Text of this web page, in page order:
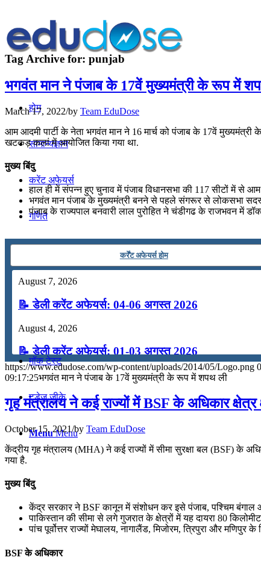
होम
सामान्यज्ञान
करेंट अफेयर्स
गणित
कंप्यूटर
अंग्रेजी
मॉक टेस्ट
टुडेज जीके
Menu Menu
Tag Archive for: punjab
भगवंत मान ने पंजाब के 17वें मुख्यमंत्री के रूप में
March 17, 2022/by Team EduDose
आम आदमी पार्टी के नेता भगवंत मान ने 16 मार्च को पंजाब के 17वें
खटकड़ कलां में आयोजित किया गया था.
मुख्य बिंदु
हाल ही में संपन्न हुए चुनाव में पंजाब विधानसभा की 117 सीटों में से आम
भगवंत मान पंजाब के मुख्यमंत्री बनने से पहले संगरूर से लोकसभा सदस्य
पंजाब के राज्‍यपाल बनवारी लाल पुरोहित ने चंडीगढ के राजभवन में
कर्रेंट अफेयर्स होम
August 7, 2026
📝 डेली करेंट अफेयर्स: 04-06 अगस्त 2026
August 4, 2026
📝 डेली करेंट अफेयर्स: 01-03 अगस्त 2026
July 31, 2026
📝 डेली करेंट अफेयर्स: 28-31 जुलाई 2026
📝 डेली करेंट अफेयर्स: 25-27 जुलाई 2026
📝 डेली करेंट अफेयर्स: 22-24 जुलाई 2026
July 22, 2026
📝 डेली करेंट अफेयर्स: 19-21 जुलाई 2026
https://www.edudose.com/wp-content/uploads/2014/05/Logo.png 0
09:17:25भगवंत मान ने पंजाब के 17वें मुख्यमंत्री के रूप में शपथ ली
गृह मंत्रालय ने कई राज्यों में BSF के अधिकार क्षेत्र
October 15, 2021/by Team EduDose
केंद्रीय गृह मंत्रालय (MHA) ने कई राज्यों में सीमा सुरक्षा बल (BSF) के
गया है.
मुख्य बिंदु
केंद्र सरकार ने BSF कानून में संशोधन कर इसे पंजाब, पश्चिम बंगाल
पाकिस्तान की सीमा से लगे गुजरात के क्षेत्रों में यह दायरा 80
पांच पूर्वोत्तर राज्यों मेघालय, नागालैंड, मिजोरम, त्रिपुरा और मणिपुर
BSF के अधिकार